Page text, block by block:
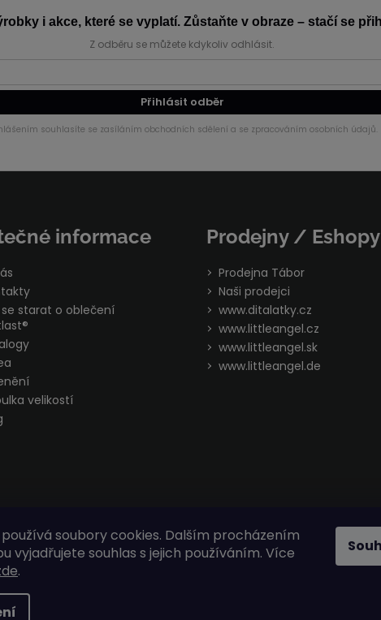
soubory cookies. Dalším procházením
vyjadřujete souhlas s jejich používáním. Více
.
i akce, které se vyplatí. Zůstaňte v obraze – stačí se
Z odběru se můžete kdykoliv odhlásit.
Přihlásit odběr
souhlasíte se zasíláním obchodních sdělení a se zpracováním osobních údajů.
informace
starat o oblečení
velikostí
Prodejny / Eshopy
Prodejna Tábor
Naši prodejci
www.ditalatky.cz
www.littleangel.cz
www.littleangel.sk
www.littleangel.de